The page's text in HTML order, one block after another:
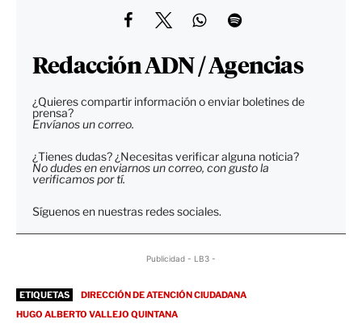
Redacción ADN / Agencias
¿Quieres compartir información o enviar boletines de
prensa?
Envíanos un correo.
¿Tienes dudas? ¿Necesitas verificar alguna noticia?
No dudes en enviarnos un correo, con gusto la
verificamos por tí.
Síguenos en nuestras redes sociales.
Publicidad - LB3 -
ETIQUETAS
DIRECCIÓN DE ATENCIÓN CIUDADANA
HUGO ALBERTO VALLEJO QUINTANA